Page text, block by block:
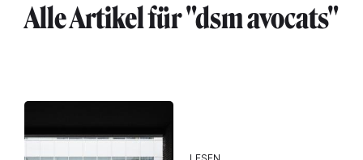
Alle Artikel für "dsm avocats"
LESEN